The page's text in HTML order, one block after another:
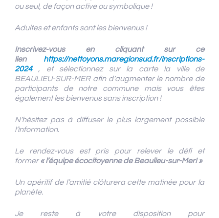
ou seul, de façon active ou symbolique !
Adultes et enfants sont les bienvenus !
Inscrivez-vous en cliquant sur ce
lien
https://nettoyons.maregionsud.fr/inscriptions-
2024, et sélectionnez sur la carte la ville de
BEAULIEU-SUR-MER afin d’augmenter le nombre de
participants de notre commune mais vous êtes
également les bienvenus sans inscription !
N’hésitez pas à diffuser le plus largement possible
l’information.
Le rendez-vous est pris pour relever le défi et
former« l’équipe écocitoyenne de Beaulieu-sur-Mer! »
Un apéritif de l’amitié clôturera cette matinée pour la
planète.
Je reste à votre disposition pour